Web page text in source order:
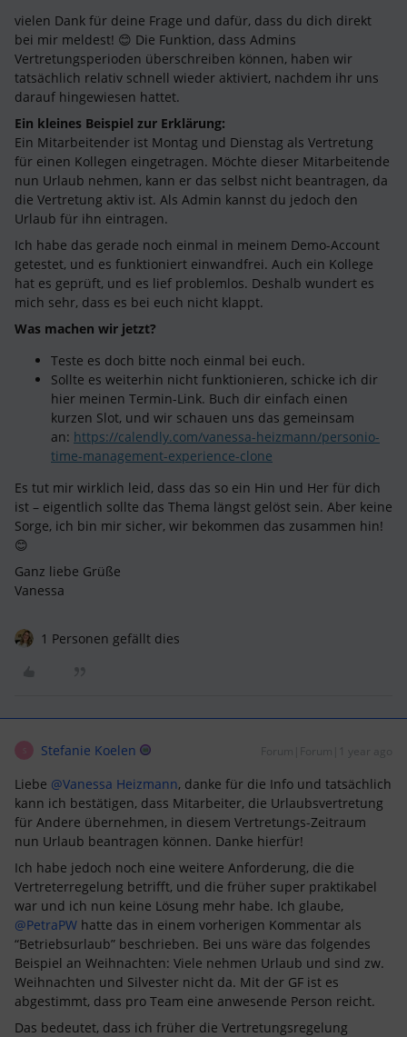
vielen Dank für deine Frage und dafür, dass du dich direkt
bei mir meldest! 😊 Die Funktion, dass Admins
Vertretungsperioden überschreiben können, haben wir
tatsächlich relativ schnell wieder aktiviert, nachdem ihr uns
darauf hingewiesen hattet.
Ein kleines Beispiel zur Erklärung:
Ein Mitarbeitender ist Montag und Dienstag als Vertretung
für einen Kollegen eingetragen. Möchte dieser Mitarbeitende
nun Urlaub nehmen, kann er das selbst nicht beantragen, da
die Vertretung aktiv ist. Als Admin kannst du jedoch den
Urlaub für ihn eintragen.
Ich habe das gerade noch einmal in meinem Demo-Account
getestet, und es funktioniert einwandfrei. Auch ein Kollege
hat es geprüft, und es lief problemlos. Deshalb wundert es
mich sehr, dass es bei euch nicht klappt.
Was machen wir jetzt?
Teste es doch bitte noch einmal bei euch.
Sollte es weiterhin nicht funktionieren, schicke ich dir
hier meinen Termin-Link. Buch dir einfach einen
kurzen Slot, und wir schauen uns das gemeinsam
an: https://calendly.com/vanessa-heizmann/personio-
time-management-experience-clone
Es tut mir wirklich leid, dass das so ein Hin und Her für dich
ist – eigentlich sollte das Thema längst gelöst sein. Aber keine
Sorge, ich bin mir sicher, wir bekommen das zusammen hin!
😊
Ganz liebe Grüße
Vanessa
1 Personen gefällt dies
Stefanie Koelen Forum|Forum|1 year ago
Liebe ​ @Vanessa Heizmann, danke für die Info und tatsächlich
kann ich bestätigen, dass Mitarbeiter, die Urlaubsvertretung
für Andere übernehmen, in diesem Vertretungs-Zeitraum
nun Urlaub beantragen können. Danke hierfür!
Ich habe jedoch noch eine weitere Anforderung, die die
Vertreterregelung betrifft, und die früher super praktikabel
war und ich nun keine Lösung mehr habe. Ich glaube, ​
@PetraPW hatte das in einem vorherigen Kommentar als
“Betriebsurlaub” beschrieben. Bei uns wäre das folgendes
Beispiel an Weihnachten: Viele nehmen Urlaub und sind zw.
Weihnachten und Silvester nicht da. Mit der GF ist es
abgestimmt, dass pro Team eine anwesende Person reicht.
Das bedeutet, dass ich früher die Vertretungsregelung